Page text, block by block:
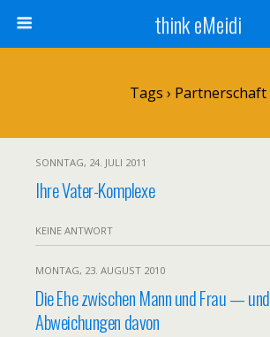
think eMeidi
Tags › Partnerschaft
SONNTAG, 24. JULI 2011
Ihre Vater-Komplexe
KEINE ANTWORT
MONTAG, 23. AUGUST 2010
Die Ehe zwischen Mann und Frau — und
Abweichungen davon